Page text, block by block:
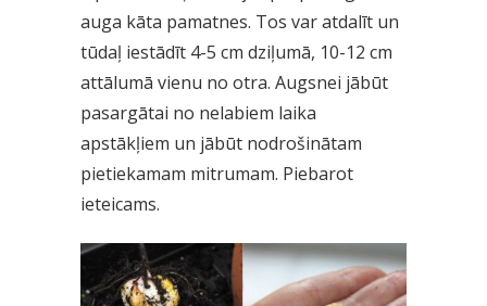
auga kāta pamatnes. Tos var atdalīt un
tūdaļ iestādīt 4-5 cm dziļumā, 10-12 cm
attālumā vienu no otra. Augsnei jābūt
pasargātai no nelabiem laika
apstākļiem un jābūt nodrošinātam
pietiekamam mitrumam. Piebarot
ieteicams.